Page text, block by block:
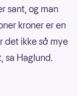
sant, og man
kroner er en
det ikkeså mye
sa Haglund.